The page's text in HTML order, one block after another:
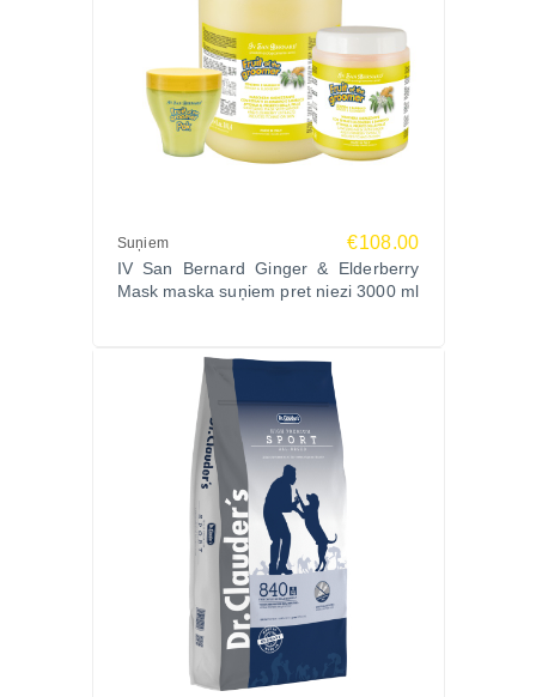
Suņiem €108.00
IV San Bernard Ginger & Elderberry
Mask maska suņiem pret niezi 3000 ml